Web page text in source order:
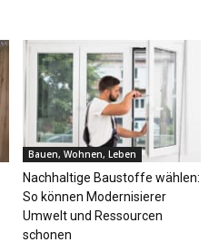
Bauen, Wohnen, Leben
Nachhaltige Baustoffe wählen:
So können Modernisierer
Umwelt und Ressourcen
schonen